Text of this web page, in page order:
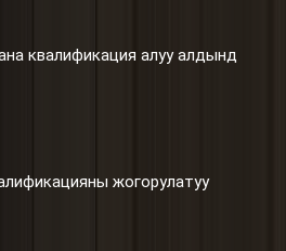
квалификация алуу алдынд
жогорулатуу